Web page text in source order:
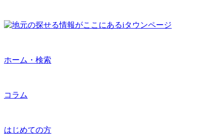
ホーム・検索
コラム
はじめての方